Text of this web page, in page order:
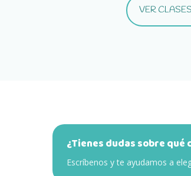
VER
¿Tienes dudas sobre
Escríbenos y te ayudamos a